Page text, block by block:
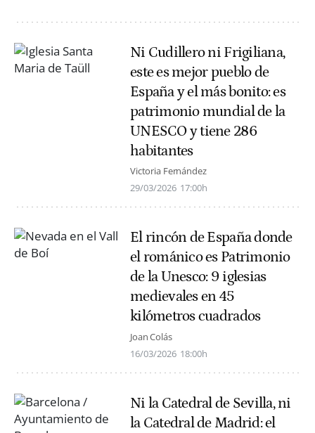
Ni Cudillero ni Frigiliana,
este es mejor pueblo de
España y el más bonito: es
patrimonio mundial de la
UNESCO y tiene 286
habitantes
Victoria Fernández
29/03/2026 17:00h
El rincón de España donde
el románico es Patrimonio
de la Unesco: 9 iglesias
medievales en 45
kilómetros cuadrados
Joan Colás
16/03/2026 18:00h
Ni la Catedral de Sevilla, ni
la Catedral de Madrid: el